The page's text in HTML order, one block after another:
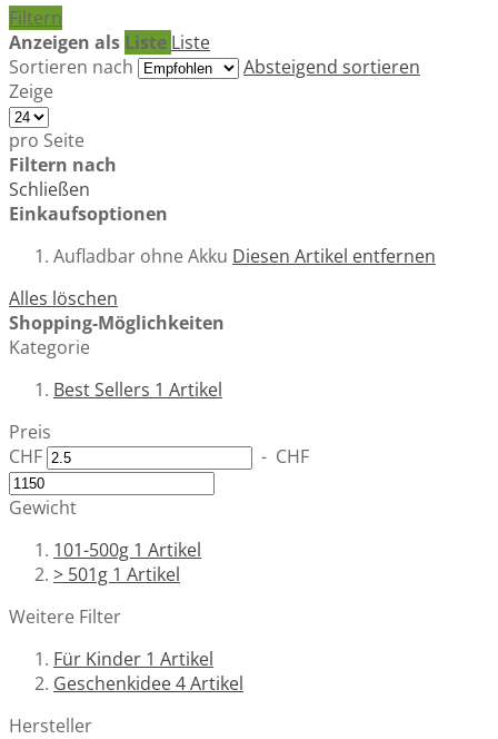
Filtern
Anzeigen als Liste Liste
Sortieren nach
Absteigend sortieren
Zeige
pro Seite
Filtern nach
Schließen
Einkaufsoptionen
Aufladbar ohne Akku Diesen Artikel entfernen
Alles löschen
Shopping-Möglichkeiten
Kategorie
Best Sellers 1 Artikel
Preis
CHF
- CHF
Gewicht
101-500g 1 Artikel
> 501g 1 Artikel
Weitere Filter
Für Kinder 1 Artikel
Geschenkidee4Artikel
Hersteller